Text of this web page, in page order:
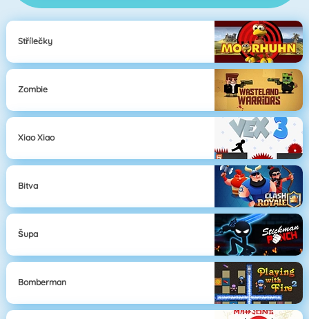
Střílečky
Zombie
Xiao Xiao
Bitva
Šupa
Bomberman